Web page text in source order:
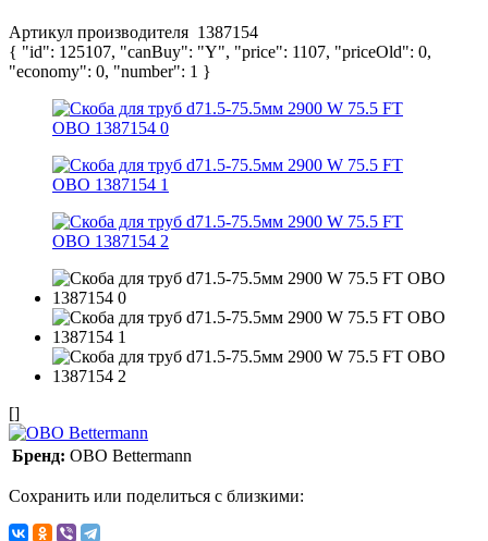
Артикул производителя 1387154
{ "id": 125107, "canBuy": "Y", "price": 1107, "priceOld": 0,
"economy": 0, "number": 1 }
[]
Бренд: OBO Bettermann
Сохранить или поделиться с близкими: